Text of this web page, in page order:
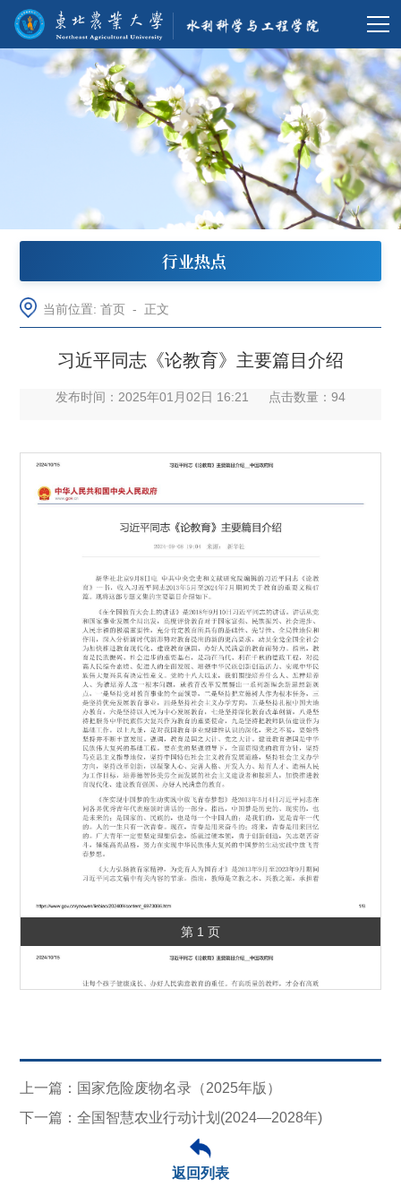
行业热点
当前位置:首页 - 正文
习近平同志《论教育》主要篇目介绍
发布时间：2025年01月02日 16:21 点击数量： 94
第 1 页
上一篇：国家危险废物名录（2025年版）
下一篇：全国智慧农业行动计划(2024—2028年)
返回列表